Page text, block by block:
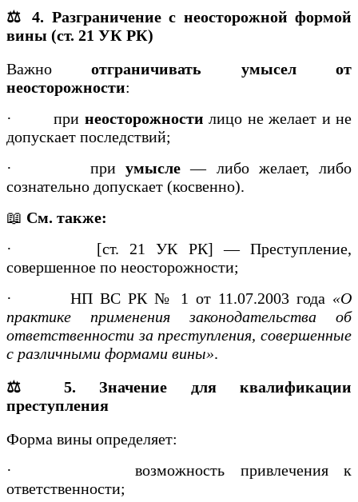
⚖️ 4. Разграничение с неосторожной формой
вины (ст. 21 УК РК)
Важноотграничивать умысел от
неосторожности:
· при неосторожности лицо не желает и не
допускает последствий;
· приумысле — либо желает, либо
сознательно допускает (косвенно).
📖 См. также:
· [ст. 21 УК РК] — Преступление,
совершенное по неосторожности;
· НП ВС РК № 1 от 11.07.2003 года «О
практике применения законодательства об
ответственности за преступления, совершенные
с различными формами вины».
⚖️ 5. Значение для квалификации
преступления
Форма вины определяет:
·возможность привлечения к
ответственности;